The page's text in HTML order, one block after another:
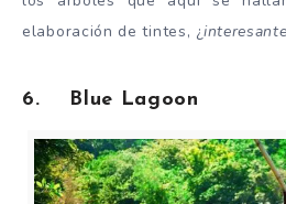
elaboración de tintes, ¿
6. Blue Lagoon